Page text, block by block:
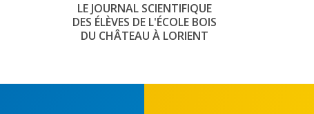
LE JOURNAL SCIENTIFIQUE
DES ÉLÈVES DE L'ÉCOLE BOIS
DU CHÂTEAU À LORIENT